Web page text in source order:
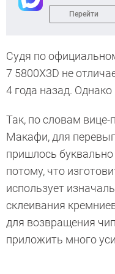
Перейти
Судя по
7 5800X3D не
4 года назад.
Так, по словам
Макафи, для
пришлось
потому, что
использует
склеивания
для возвращения
приложить много